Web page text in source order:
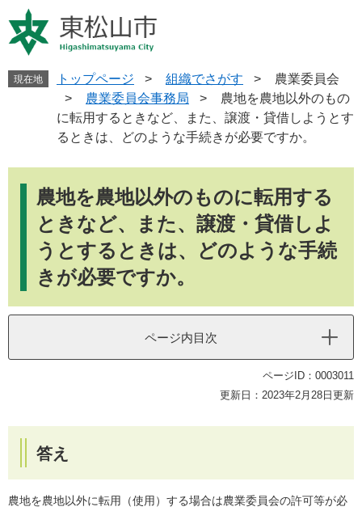
ー
ジ
ニ
ュ
現在地 トップページ > 組織でさがす >
農業委員会
>
農業委員会事務局 >
農地を農地以外のもの
に転用するときなど、また、譲渡・貸借しようとす
るときは、どのような手続きが必要ですか。
農地を農地以外のものに転用する
ときなど、また、譲渡・貸借しよ
うとするときは、どのような手続
きが必要ですか。
ページ内目次
ページID：0003011
更新日：2023年2月28日更新
答え
農地を農地以外に転用（使用）する場合は農業委員会の許可等が必